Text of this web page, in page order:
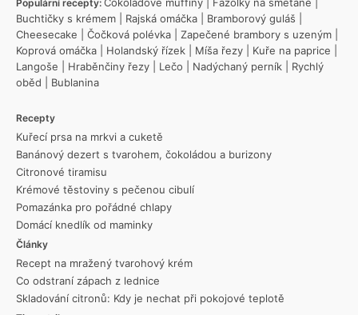
Populární recepty: Čokoládové muffiny Fazolky na smetaně
Buchtičky s krémem
Rajská omáčka Bramborový guláš
Cheesecake
Čočková polévka Zapečené brambory s uzeným
Koprová omáčka
Holandský řízek Míša řezy Kuře na paprice
Langoše
Hraběnčiny řezy Lečo Nadýchaný perník
Rychlý
oběd
Bublanina
Recepty
Kuřecí prsa na mrkvi a cuketě
Banánový dezert s tvarohem, čokoládou a burizony
Citronové tiramisu
Krémové těstoviny s pečenou cibulí
Pomazánka pro pořádné chlapy
Domácí knedlík od maminky
Články
Recept na mražený tvarohový krém
Co odstraní zápach z lednice
Skladování citronů: Kdy je nechat při pokojové teplotě